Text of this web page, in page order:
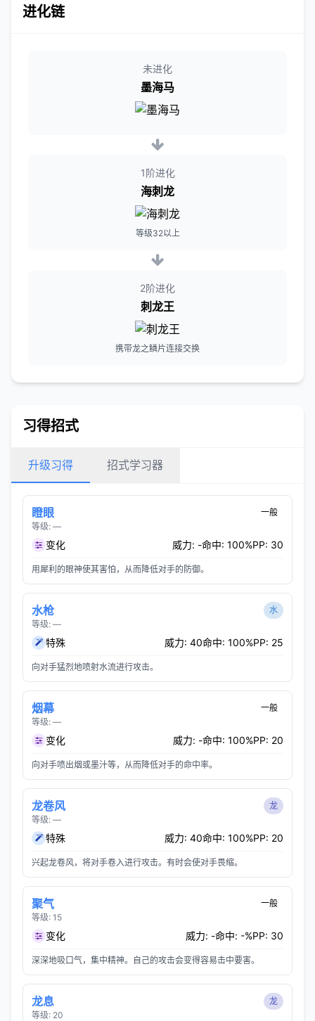
进化链
未进化
墨海马
1阶进化
海刺龙
等级32以上
2阶进化
刺龙王
携带龙之鳞片连接交换
习得招式
升级习得 招式学习器
瞪眼
等级: —
一般
变化 威力: -命中: 100%PP: 30
用犀利的眼神使其害怕，从而降低对手的防御。
水枪
等级: —
水
特殊 威力: 40命中: 100%PP: 25
向对手猛烈地喷射水流进行攻击。
烟幕
等级: —
一般
变化 威力: -命中: 100%PP: 20
向对手喷出烟或墨汁等，从而降低对手的命中率。
龙卷风
等级: —
龙
特殊 威力: 40命中: 100%PP: 20
兴起龙卷风，将对手卷入进行攻击。有时会使对手畏缩。
聚气
等级: 15
一般
变化 威力: -命中: -%PP: 30
深深地吸口气，集中精神。自己的攻击会变得容易击中要害。
龙息
等级: 20
龙